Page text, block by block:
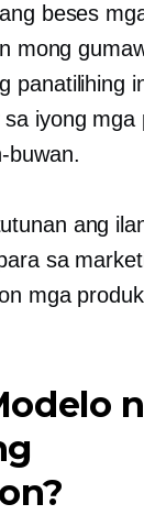
beses
mong
panatilihing
iyong mga
buwan.
ang
sa
mga